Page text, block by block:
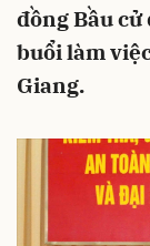
đồng Bầu
buổi làm
Giang.